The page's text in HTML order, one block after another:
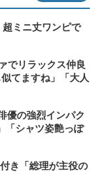
ミニ丈ワンピで
でリラックス仲良
てますね」「大人
優の強烈インパク
「シャツ姿艶っぽ
き「総理が主役の